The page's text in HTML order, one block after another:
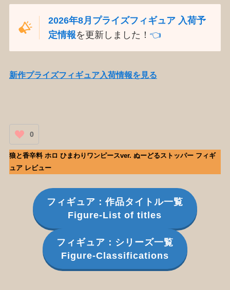
2026年8月プライズフィギュア 入荷予
定情報を更新しました！👈️
新作プライズフィギュア入荷情報を見る
0
狼と香辛料 ホロ ひまわりワンピースver. ぬーどるストッパー フィギ
ュア レビュー
フィギュア：作品タイトル一覧
Figure-List of titles
フィギュア：シリーズ一覧
Figure-Classifications